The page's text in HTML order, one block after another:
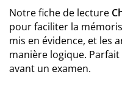
Notre fiche de lecture
pour faciliter la
mis en évidence, et les
manière logique.
avant un examen.